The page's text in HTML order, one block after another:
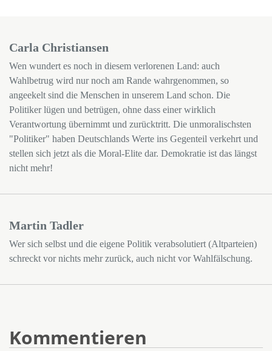
Carla Christiansen
Wen wundert es noch in diesem verlorenen Land: auch
Wahlbetrug wird nur noch am Rande wahrgenommen, so
angeekelt sind die Menschen in unserem Land schon. Die
Politiker lügen und betrügen, ohne dass einer wirklich
Verantwortung übernimmt und zurücktritt. Die unmoralischsten
"Politiker" haben Deutschlands Werte ins Gegenteil verkehrt und
stellen sich jetzt als die Moral-Elite dar. Demokratie ist das längst
nicht mehr!
Martin Tadler
Wer sich selbst und die eigene Politik verabsolutiert (Altparteien)
schreckt vor nichts mehr zurück, auch nicht vor Wahlfälschung.
Kommentieren